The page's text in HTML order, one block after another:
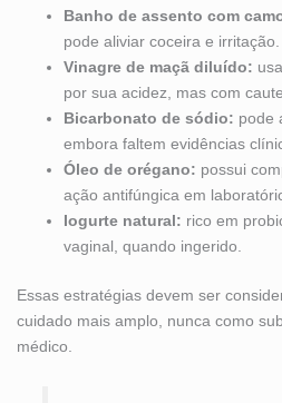
Banho de assento com
pode aliviar coceira e irritação.
Vinagre de maçã diluído:
por sua acidez, mas com
Bicarbonato de sódio: pode
embora faltem evidências
Óleo de orégano: possui
ação antifúngica em
Iogurte natural: rico em
vaginal, quando ingerido.
Essas estratégias devem ser
cuidado mais amplo, nunca como
médico.